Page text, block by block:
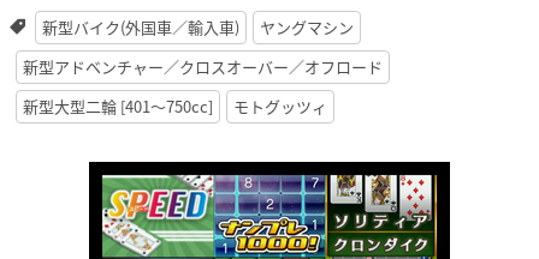
新型バイク(外国車／輸入車)
ヤングマシン
新型アドベンチャー／クロスオーバー／オフロード
新型大型二輪 [401〜750cc]
モトグッツィ